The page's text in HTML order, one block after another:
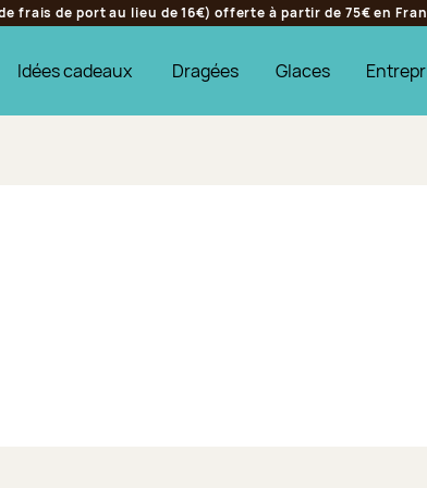
frais de port au lieu de 16€) offerte à partir de 75€ en
Idées cadeaux Dragées Glaces